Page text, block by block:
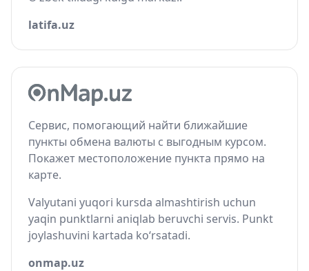
latifa.uz
Сервис, помогающий найти ближайшие
пункты обмена валюты с выгодным курсом.
Покажет местоположение пункта прямо на
карте.
Valyutani yuqori kursda almashtirish uchun
yaqin punktlarni aniqlab beruvchi servis. Punkt
joylashuvini kartada ko‘rsatadi.
onmap.uz